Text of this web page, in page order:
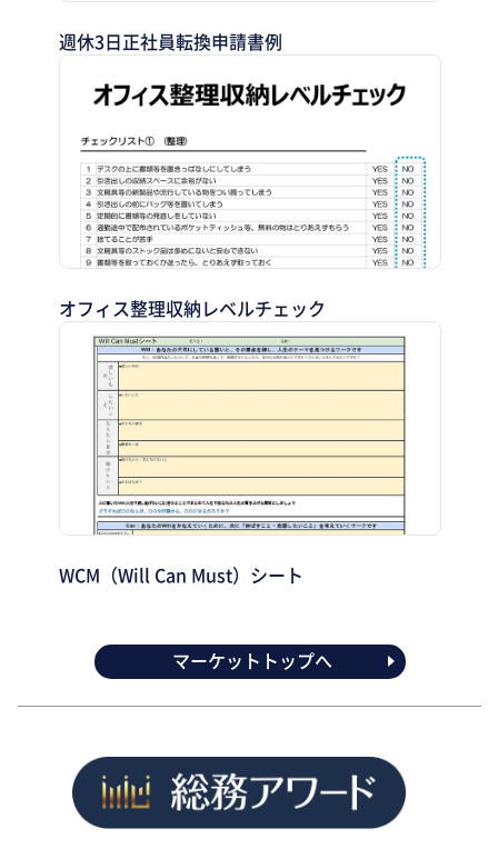
週休3日正社員転換申請書例
オフィス整理収納レベルチェック
WCM（Will Can Must）シート
マーケットトップへ